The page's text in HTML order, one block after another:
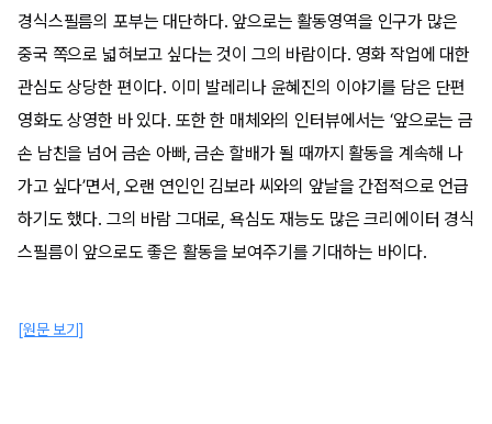
경식스필름의 포부는 대단하다. 앞으로는 활동영역을 인구가 많은
중국 쪽으로 넓혀보고 싶다는 것이 그의 바람이다. 영화 작업에 대한
관심도 상당한 편이다. 이미 발레리나 윤혜진의 이야기를 담은 단편
영화도 상영한 바 있다. 또한 한 매체와의 인터뷰에서는 ‘앞으로는 금
손 남친을 넘어 금손 아빠, 금손 할배가 될 때까지 활동을 계속해 나
가고 싶다’면서, 오랜 연인인 김보라 씨와의 앞날을 간접적으로 언급
하기도 했다. 그의 바람 그대로, 욕심도 재능도 많은 크리에이터 경식
스필름이 앞으로도 좋은 활동을 보여주기를 기대하는 바이다.
[원문 보기]